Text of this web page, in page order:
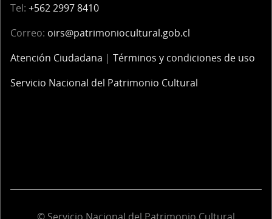
Tel: +562 2997 8410
Correo: oirs@patrimoniocultural.gob.cl
Atención Ciudadana | Términos y condiciones de uso
Servicio Nacional del Patrimonio Cultural